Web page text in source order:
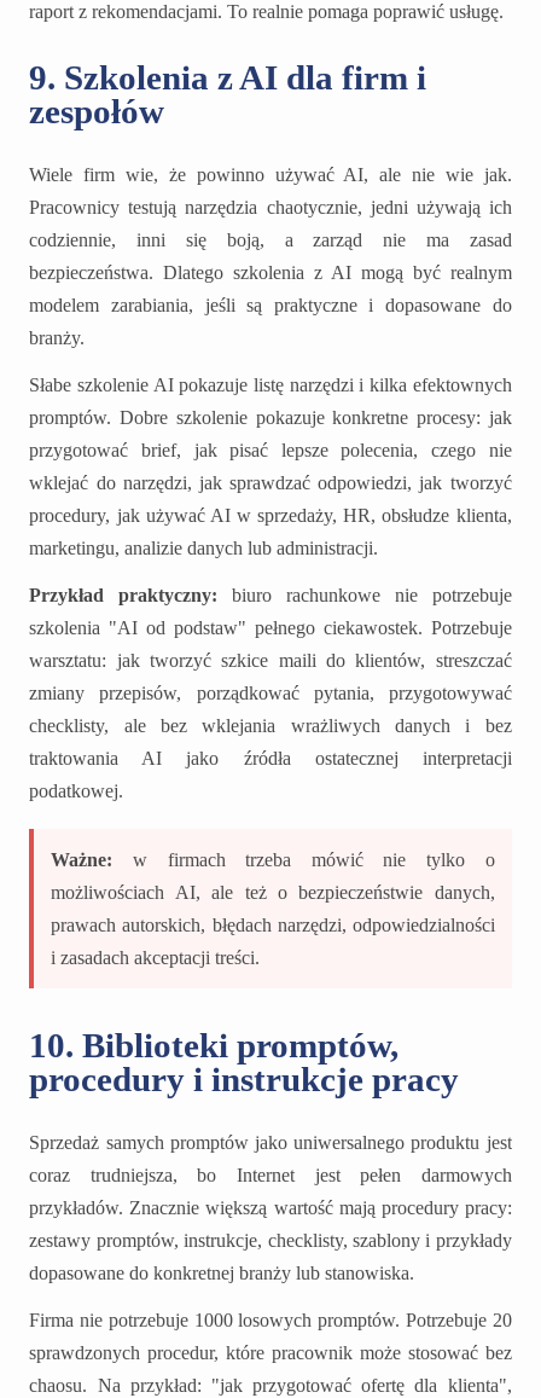
raport z rekomendacjami. To realnie pomaga poprawić usługę.
9. Szkolenia z AI dla firm i
zespołów
Wiele firm wie, że powinno używać AI, ale nie wie jak.
Pracownicy testują narzędzia chaotycznie, jedni używają ich
codziennie, inni się boją, a zarząd nie ma zasad
bezpieczeństwa. Dlatego szkolenia z AI mogą być realnym
modelem zarabiania, jeśli są praktyczne i dopasowane do
branży.
Słabe szkolenie AI pokazuje listę narzędzi i kilka efektownych
promptów. Dobre szkolenie pokazuje konkretne procesy: jak
przygotować brief, jak pisać lepsze polecenia, czego nie
wklejać do narzędzi, jak sprawdzać odpowiedzi, jak tworzyć
procedury, jak używać AI w sprzedaży, HR, obsłudze klienta,
marketingu, analizie danych lub administracji.
Przykład praktyczny: biuro rachunkowe nie potrzebuje
szkolenia "AI od podstaw" pełnego ciekawostek. Potrzebuje
warsztatu: jak tworzyć szkice maili do klientów, streszczać
zmiany przepisów, porządkować pytania, przygotowywać
checklisty, ale bez wklejania wrażliwych danych i bez
traktowania AI jako źródła ostatecznej interpretacji
podatkowej.
Ważne: w firmach trzeba mówić nie tylko o
możliwościach AI, ale też o bezpieczeństwie danych,
prawach autorskich, błędach narzędzi, odpowiedzialności
i zasadach akceptacji treści.
10. Biblioteki promptów,
procedury i instrukcje pracy
Sprzedaż samych promptów jako uniwersalnego produktu jest
coraz trudniejsza, bo Internet jest pełen darmowych
przykładów. Znacznie większą wartość mają procedury pracy:
zestawy promptów, instrukcje, checklisty, szablony i przykłady
dopasowane do konkretnej branży lub stanowiska.
Firma nie potrzebuje 1000 losowych promptów. Potrzebuje 20
sprawdzonych procedur, które pracownik może stosować bez
chaosu. Na przykład: "jak przygotować ofertę dla klienta",